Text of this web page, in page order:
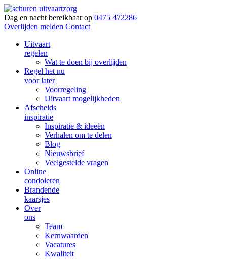
Dag en nacht bereikbaar op 0475 472286
Overlijden melden Contact
Uitvaart
regelen
Wat te doen bij overlijden
Regel het nu
voor later
Voorregeling
Uitvaart mogelijkheden
Afscheids
inspiratie
Inspiratie & ideeën
Verhalen om te delen
Blog
Nieuwsbrief
Veelgestelde vragen
Online
condoleren
Brandende
kaarsjes
Over
ons
Team
Kernwaarden
Vacatures
Kwaliteit